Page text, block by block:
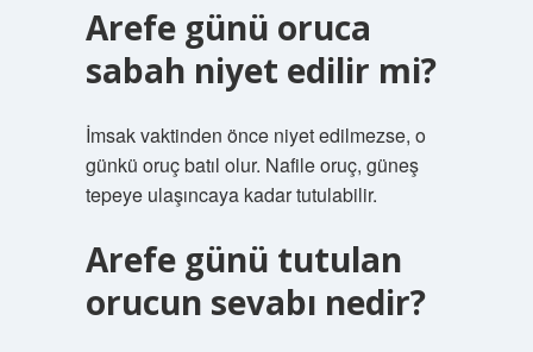
Arefe günü oruca
sabah niyet edilir mi?
İmsak vaktinden önce niyet edilmezse, o
günkü oruç batıl olur. Nafile oruç, güneş
tepeye ulaşıncaya kadar tutulabilir.
Arefe günü tutulan
orucun sevabı nedir?